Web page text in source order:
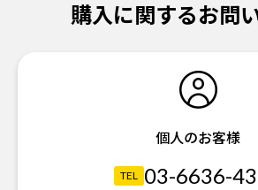
購入に関するお問
個人のお客様
TEL 03-6636-